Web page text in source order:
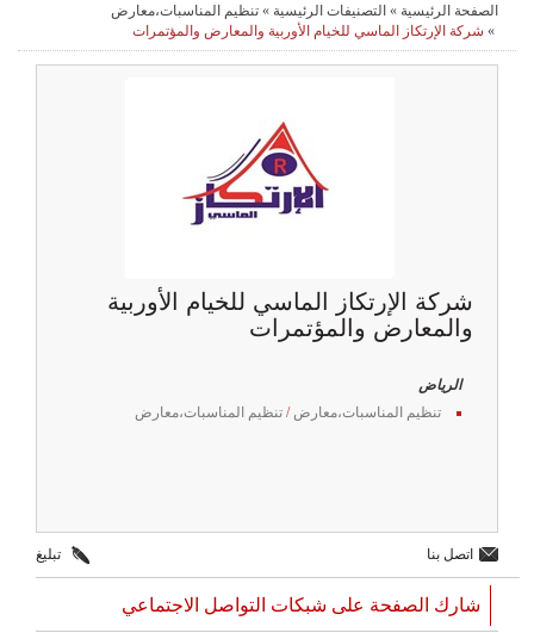
الصفحة الرئيسية » التصنيفات الرئيسية » تنظيم المناسبات،معارض
» شركة الإرتكاز الماسي للخيام الأوربية والمعارض والمؤتمرات
شركة الإرتكاز الماسي للخيام الأوربية
والمعارض والمؤتمرات
الرياض
تنظيم المناسبات،معارض / تنظيم المناسبات،معارض
اتصل بنا تبليغ
شارك الصفحة على شبكات التواصل الاجتماعي